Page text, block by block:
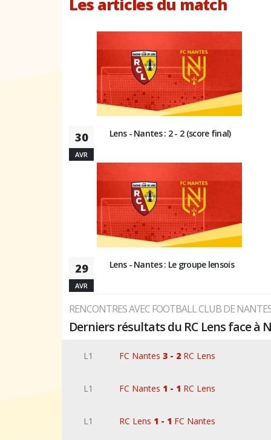
Les articles du match
30
AVR
Lens - Nantes : 2 - 2 (score final)
29
AVR
Lens - Nantes : Le groupe lensois
RENCONTRES AVEC FOOTBALL CLUB DE
Derniers résultats du RC Lens face à
L1 FC Nantes3 - 2 RC Lens
L1 FC Nantes 1 - 1 RC Lens
L1 RC Lens 1 - 1 FC Nantes